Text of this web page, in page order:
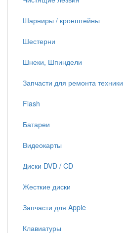
Шарниры / кронштейны
Шестерни
Шнеки, Шпиндели
Запчасти для ремонта техники
Flash
Батареи
Видеокарты
Диски DVD / CD
Жесткие диски
Запчасти для Apple
Клавиатуры